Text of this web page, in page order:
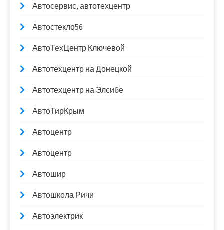
Автосервис, автотехцентр
Автостекло56
АвтоТехЦентр Ключевой
Автотехцентр на Донецкой
Автотехцентр на Элсибе
АвтоТирКрым
Автоцентр
Автоцентр
Автошир
Автошкола Ричи
Автоэлектрик